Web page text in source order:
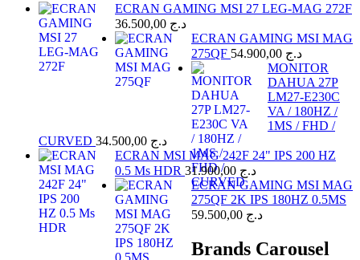
ECRAN GAMING MSI 27 LEG-MAG 272F
د.ج
ECRAN GAMING MSI MAG
275QF
د.ج
MONITOR
DAHUA 27P
LM27-E230C
VA / 180HZ /
1MS / FHD /
CURVED
د.ج
ECRAN MSI MAG 242F 24" IPS 200 HZ
0.5 Ms HDR
د.ج
ECRAN GAMING MSI MAG
275QF 2K IPS 180HZ 0.5MS
د.ج
Brands Carousel